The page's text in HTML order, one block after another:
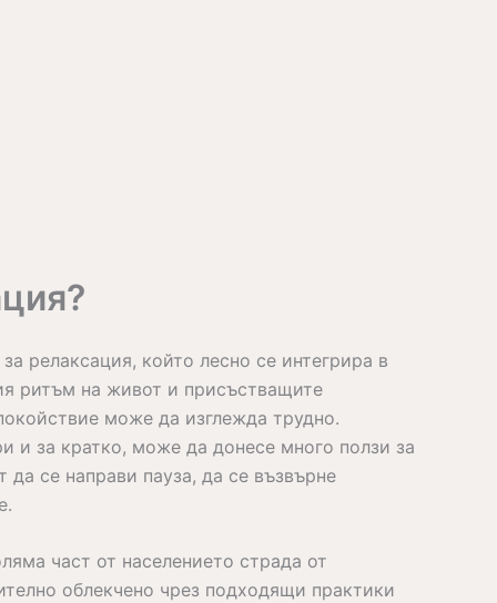
релаксация, който лесно се интегрира в
ритъм на живот и присъстващите
може да изглежда трудно.
и за кратко, може да донесе много ползи за
да се направи пауза, да се възвърне
част от населението страда от
облекчено чрез подходящи практики